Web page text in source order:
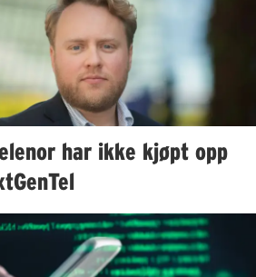
har ikke kjøpt opp